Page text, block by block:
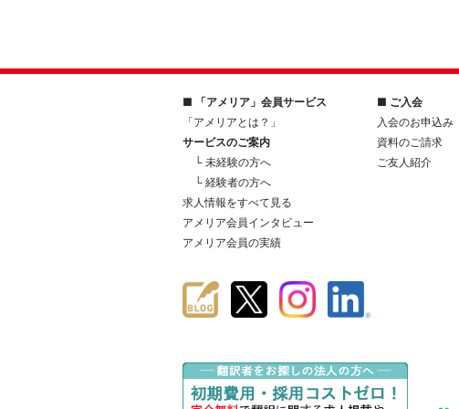
■ 「アメリア」会員サービス
「アメリアとは？」
サービスのご案内
└ 未経験の方へ
└ 経験者の方へ
求人情報をすべて見る
アメリア会員インタビュー
アメリア会員の実績
■ ご入会
入会のお申込み
資料のご請求
ご友人紹介